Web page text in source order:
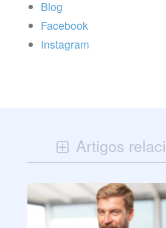
Blog
Facebook
Instagram
Artigos